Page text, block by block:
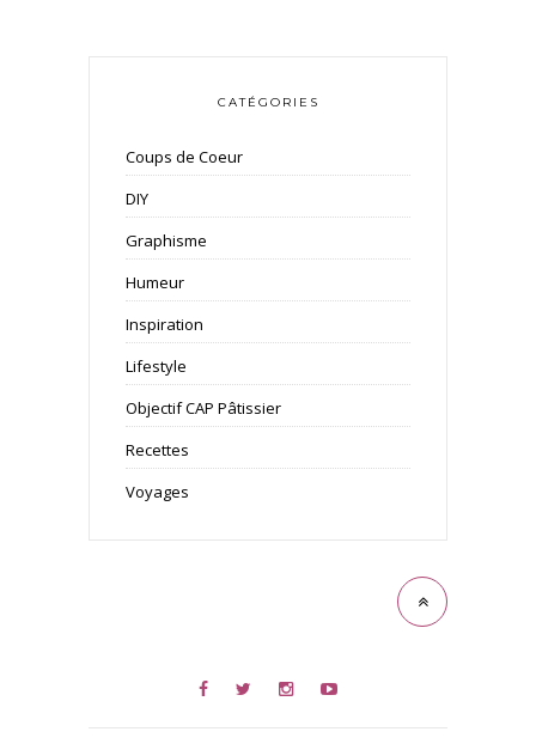
CATÉGORIES
Coups de Coeur
DIY
Graphisme
Humeur
Inspiration
Lifestyle
Objectif CAP Pâtissier
Recettes
Voyages